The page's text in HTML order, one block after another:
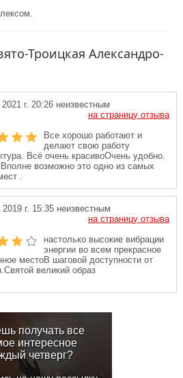
Троицкая Александро-
г. 20:26 неизвестным
на страницу отзыва
Все хорошо работают и
делают свою работу
Всё очень красивоОчень удобно.
возможно это одно из самых
.
г. 15:35 неизвестным
на страницу отзыва
настолько высокие вибрации
энергии во всем прекрасное
местоВ шаговой доступности от
великий образ
получать все
интересное
четверг?